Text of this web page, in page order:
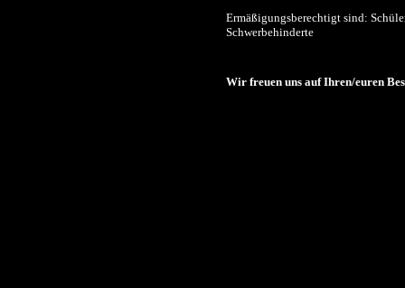
Ermäßigungsberechtigt sind:
Schwerbehinderte
Wir freuen uns auf Ihren/euren